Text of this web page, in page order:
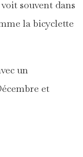
souvent dans
la bicyclette
un
et